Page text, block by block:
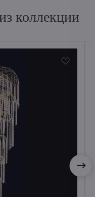
коллекции